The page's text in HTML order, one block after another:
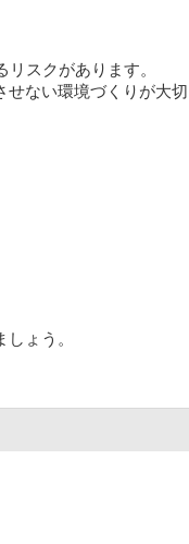
スクがあります。
せない環境づくりが大切
ょう。